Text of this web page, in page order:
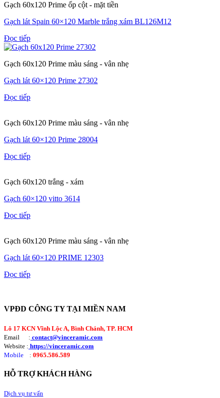
Gạch 60x120 Prime ốp cột - mặt tiền
Gạch lát Spain 60×120 Marble trắng xám BL126M12
Đọc tiếp
Gạch 60x120 Prime màu sáng - vân nhẹ
Gạch lát 60×120 Prime 27302
Đọc tiếp
Gạch 60x120 Prime màu sáng - vân nhẹ
Gạch lát 60×120 Prime 28004
Đọc tiếp
Gạch 60x120 trắng - xám
Gạch 60×120 vitto 3614
Đọc tiếp
Gạch 60x120 Prime màu sáng - vân nhẹ
Gạch lát 60×120 PRIME 12303
Đọc tiếp
VPĐD CÔNG TY TẠI MIỀN NAM
Lô 17 KCN Vĩnh Lộc A, Bình Chánh, TP. HCM
Email : contact@vinceramic.com
Website : https://vinceramic.com
Mobile : 0965.586.589
HỖ TRỢ KHÁCH HÀNG
Dịch vụ tư vấn